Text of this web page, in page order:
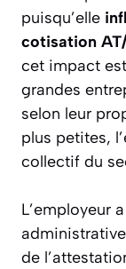
puisqu’elle
cotisation
cet impact
grandes
selon leur
plus petites,
collectif du
L’employeur
de